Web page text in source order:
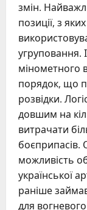
змін.
позиції, з
угруповання.
мінометного
порядок, що
розвідки.
довшим на
витрачати
боєприпасів.
можливість
української
раніше
для